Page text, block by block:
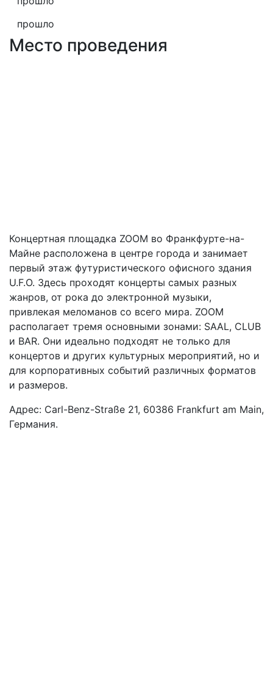
прошло
Место проведения
Концертная площадка ZOOM во Франкфурте-на-
Майне расположена в центре города и занимает
первый этаж футуристического офисного здания
U.F.O. Здесь проходят концерты самых разных
жанров, от рока до электронной музыки,
привлекая меломанов со всего мира. ZOOM
располагает тремя основными зонами: SAAL, CLUB
и BAR. Они идеально подходят не только для
концертов и других культурных мероприятий, но и
для корпоративных событий различных форматов
и размеров.
Адрес: Carl-Benz-Straße 21, 60386 Frankfurt am Main,
Германия.